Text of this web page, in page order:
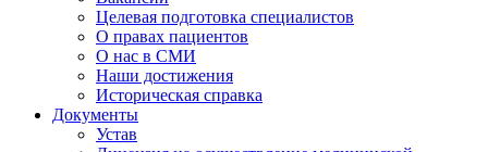
Целевая подготовка специалистов
О правах пациентов
О нас в СМИ
Наши достижения
Историческая справка
Документы
Устав